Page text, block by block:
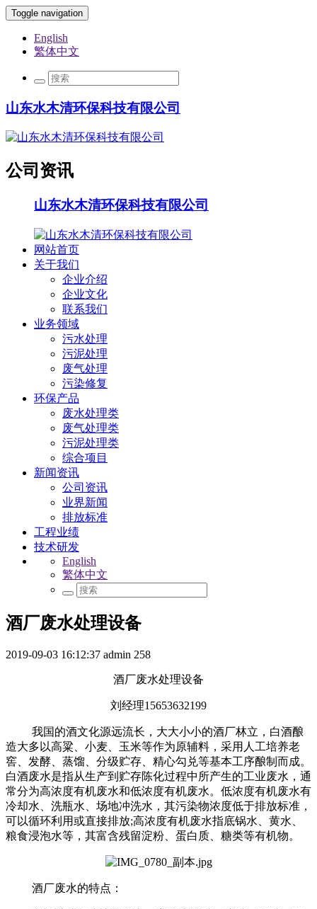
Toggle navigation
English
繁体中文
山东水木清环保科技有限公司
公司资讯
山东水木清环保科技有限公司
网站首页
关于我们
企业介绍
企业文化
联系我们
业务领域
污水处理
污泥处理
废气处理
污染修复
环保产品
废水处理类
废气处理类
污泥处理类
综合项目
新闻资讯
公司资讯
业界新闻
排放标准
工程业绩
技术研发
English
繁体中文
酒厂废水处理设备
2019-09-03 16:12:37 admin 258
酒厂废水处理设备
刘经理15653632199
我国的酒文化源远流长，大大小小的酒厂林立，白酒酿
造大多以高粱、小麦、玉米等作为原辅料，采用人工培养老
窖、发酵、蒸馏、分级贮存、精心勾兑等基本工序酿制而成。
白酒废水是指从生产到贮存陈化过程中所产生的工业废水，通
常分为高浓度有机废水和低浓度有机废水。低浓度有机废水有
冷却水、洗瓶水、场地冲洗水，其污染物浓度低于排放标准，
可以循环利用或直接排放;高浓度有机废水指底锅水、黄水、
粮食浸泡水等，其富含残留淀粉、蛋白质、糖类等有机物。
酒厂废水的特点：